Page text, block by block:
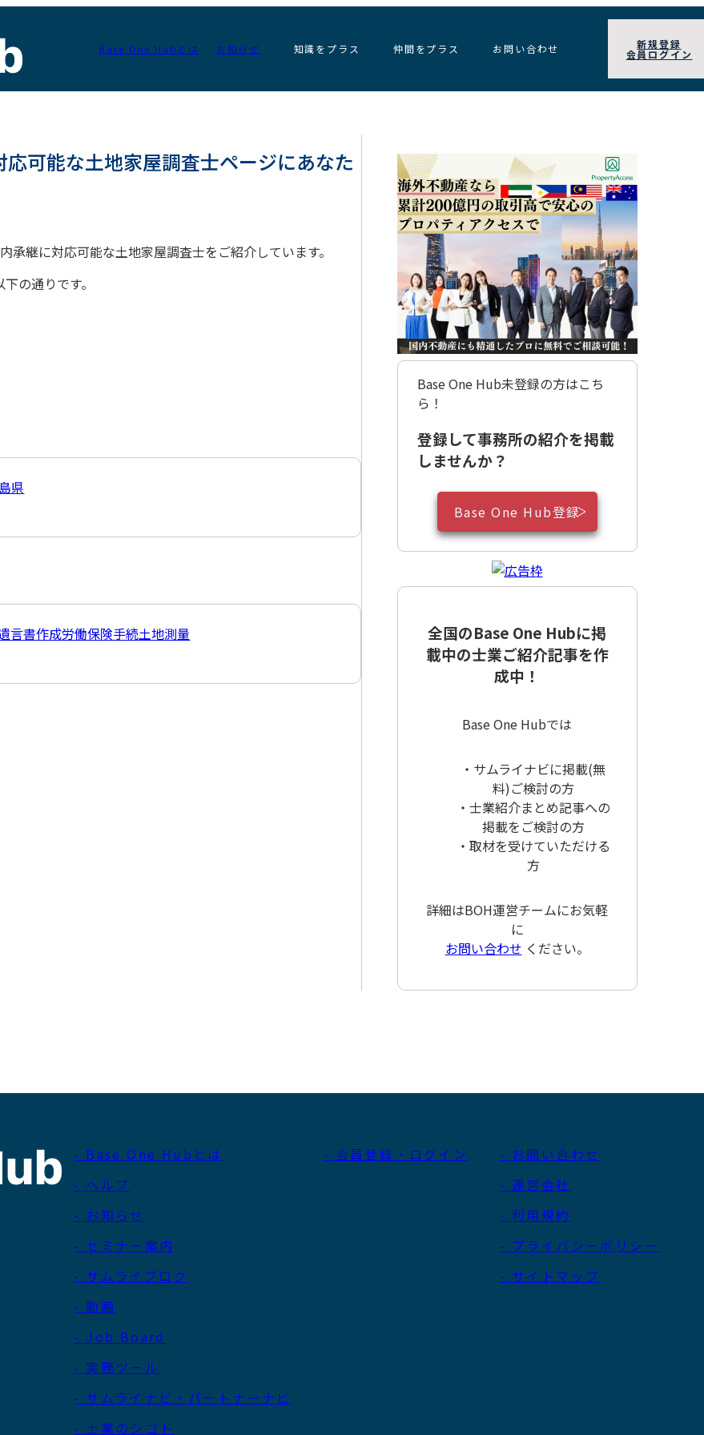
Base One Hubとは お知らせ 知識をプラス 仲間をプラス お問い合わせ 新規登録
会員ログイン
可能な土地家屋調査士ページにあなた
継に対応可能な土地家屋調査士をご紹介しています。
の通りです。
県
言書作成労働保険手続土地測量
Base One Hub未登録の方はこち
ら！
登録して事務所の紹介を掲載
しませんか？
Base One Hub登録
全国のBase One Hubに掲
載中の士業ご紹介記事を作
成中！
Base One Hubでは
・サムライナビに掲載(無
料)ご検討の方
・士業紹介まとめ記事への
掲載をご検討の方
・取材を受けていただける
方
詳細はBOH運営チームにお気軽
に
お問い合わせ ください。
- Base One Hubとは
- ヘルプ
- お知らせ
- セミナー案内
- サムライブログ
- 動画
- Job Board
- 実務ツール
- サムライナビ・パートナーナビ
- 士業のシゴト
- 会員登録・ログイン
- お問い合わせ
- 運営会社
- 利用規約
- プライバシーポリシー
- サイトマップ